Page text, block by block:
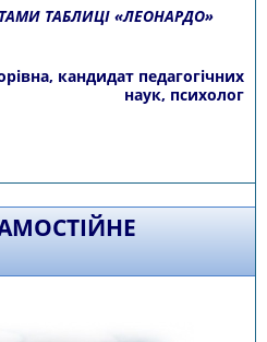
И ТАБЛИЦІ «ЛЕОНАРДО»
кандидат педагогічних
наук, психолог